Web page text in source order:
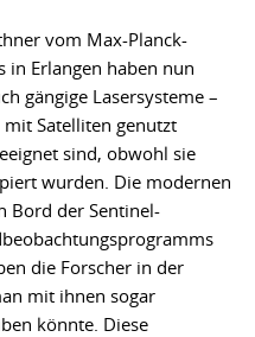
vom Max-Planck-
in Erlangen haben nun
gängige Lasersysteme –
Satelliten genutzt
sind, obwohl sie
wurden. Die modernen
Bord der Sentinel-
die Forscher in der
mit ihnen sogar
könnte. Diese